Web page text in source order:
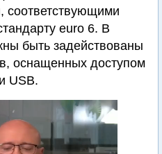
соответствующими
euro 6. В
быть задействованы
оснащенных доступом
USB.